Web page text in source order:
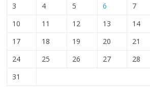
3
4 5 6 7
10
11 12 13 14
17
18 19 20 21
24
25 26 27 28
31